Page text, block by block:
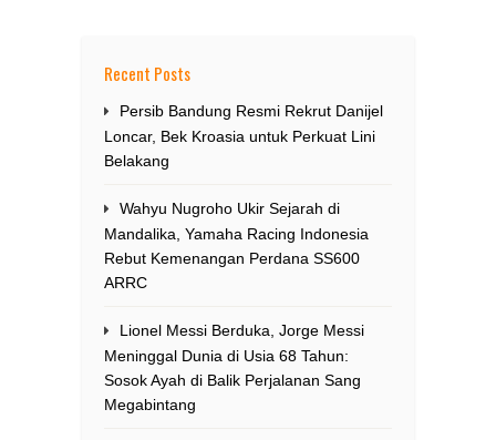
Recent Posts
Persib Bandung Resmi Rekrut Danijel
Loncar, Bek Kroasia untuk Perkuat Lini
Belakang
Wahyu Nugroho Ukir Sejarah di
Mandalika, Yamaha Racing Indonesia
Rebut Kemenangan Perdana SS600
ARRC
Lionel Messi Berduka, Jorge Messi
Meninggal Dunia di Usia 68 Tahun:
Sosok Ayah di Balik Perjalanan Sang
Megabintang